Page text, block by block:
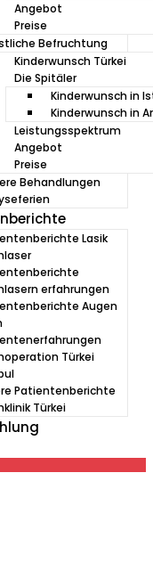
Angebot
Preise
Befruchtung
Kinderwunsch Türkei
Die Spitäler
Kinderwunsch in
Kinderwunsch in
Leistungsspektrum
Angebot
Preise
Behandlungen
Lasik
erfahrungen
Augen
Türkei
Patientenberichte
Türkei